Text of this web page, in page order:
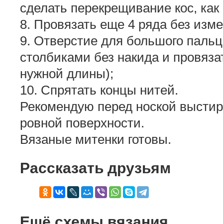
сделать перекрещивание кос,
8. Провязать еще 4 ряда без
9. Отверстие для большого
столбиками без накида и
нужной длины);
10. Спрятать концы нитей.
Рекомендую перед ноской
ровной поверхности.
Вязаные митенки готовы.
Рассказать друзьям